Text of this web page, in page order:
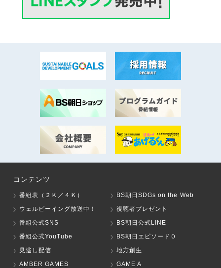
コンテンツ
番組表（２Ｋ／４Ｋ）
BS朝日SDGs on the Web
ウェルビーイング放送中！
視聴者プレゼント
番組公式SNS
BS朝日公式LINE
番組公式YouTube
BS朝日エピソード０
見逃し配信
地方創生
AMBER GAMES
GAME A